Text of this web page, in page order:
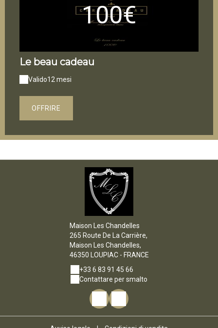
100€
Le beau cadeau
Valido12 mesi
OFFRIRE
Maison Les Chandelles
265 Route De La Carrière,
Maison Les Chandelles,
46350 LOUPIAC - FRANCE
+33 6 83 91 45 66
Contattare per smalto